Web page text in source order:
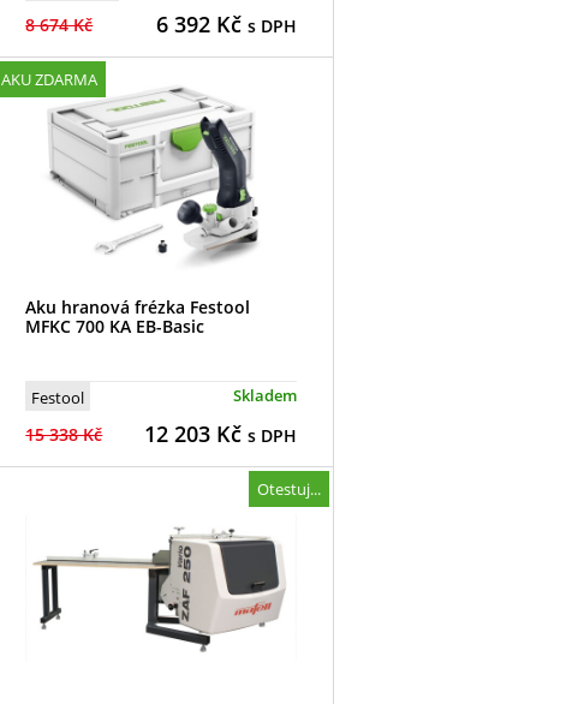
8 674 Kč 6 392 Kčs DPH
AKU ZDARMA
Aku hranová frézka Festool
MFKC 700 KA EB-Basic
Festool Skladem
15 338 Kč 12 203 Kčs DPH
Otestuj...